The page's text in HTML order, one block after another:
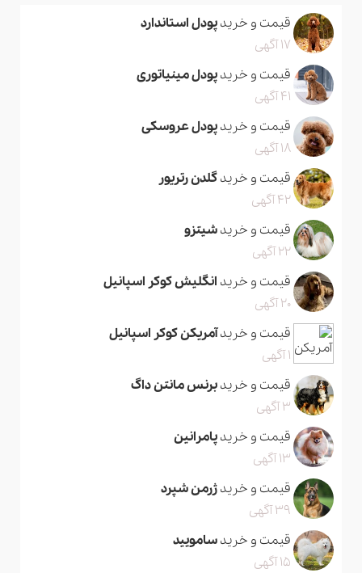
قیمت و خریدپودل استاندارد
17 آگهی
قیمت و خریدپودل مینیاتوری
41 آگهی
قیمت و خریدپودل عروسکی
18 آگهی
قیمت و خریدگلدن رتریور
42 آگهی
قیمت و خریدشیتزو
22 آگهی
قیمت و خرید انگلیش کوکر اسپانیل
20 آگهی
قیمت و خریدآمریکن کوکر اسپانیل
1 آگهی
قیمت و خریدبرنس مانتن داگ
3 آگهی
قیمت و خریدپامرانین
13 آگهی
قیمت و خریدژرمن شپرد
39 آگهی
قیمت و خریدسامویید
15 آگهی